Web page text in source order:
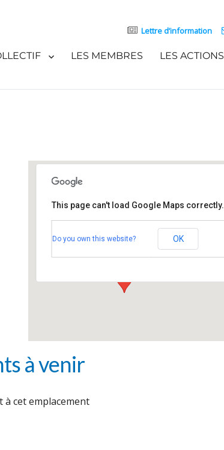
Lettre d’information
LES MEMBRES LES ACTIONS
Place Kléber - Strasbourg
This page can't load Google Maps correctly.
Do you own this website? OK
à venir
à cet emplacement